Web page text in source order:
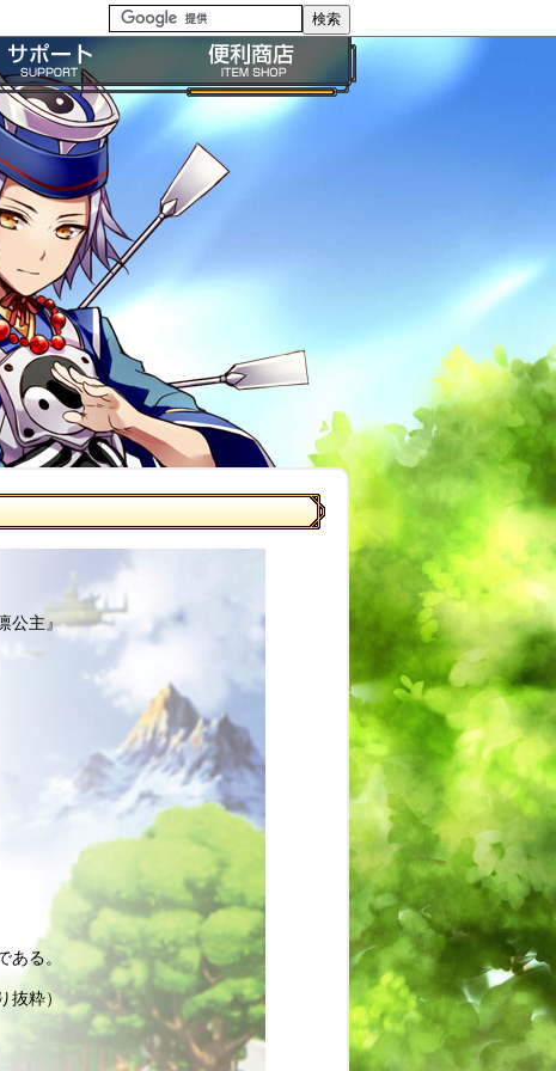
ある質問・FAQ
お問い合わせ
ガイドライン
利用規約
便利商店ガイド
BP購入ガイド
公主』
る。
抜粋）